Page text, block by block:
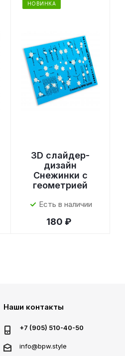
НОВИНКА
3D слайдер-
дизайн
Снежинки с
геометрией
Есть в наличии
180 ₽
Наши контакты
+7 (905) 510-40-50
info@bpw.style